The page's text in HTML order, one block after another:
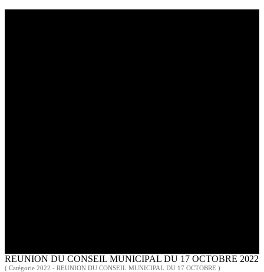
REUNION DU CONSEIL MUNICIPAL DU 17 OCTOBRE 2022
( Catégorie 2022 - REUNION DU CONSEIL MUNICIPAL DU 17 OCTOBRE )